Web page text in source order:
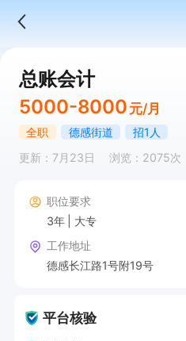
总账会计
5000-8000 元/月
全职 德感街道
招1人
更新：7月23日
浏览：2075次
职位要求
3年
大专
工作地址
德感长江路1号附19号
平台核验